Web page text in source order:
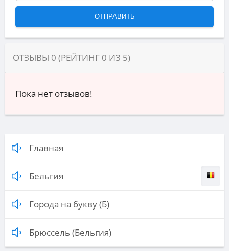
ОТЗЫВЫ 0 (РЕЙТИНГ 0 ИЗ 5)
Пока нет отзывов!
Главная
Бельгия
Города на букву (Б)
Брюссель (Бельгия)